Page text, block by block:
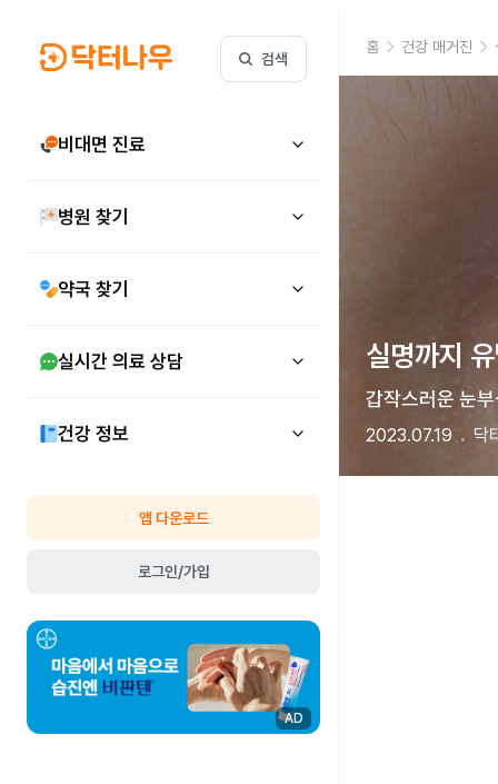
검색
비대면 진료
병원 찾기
약국 찾기
실시간 의료 상담
건강 정보
앱 다운로드
로그인/가입
AD
홈 건강 매거진
실명까지
갑작스러운 눈
2023.07.19 닥